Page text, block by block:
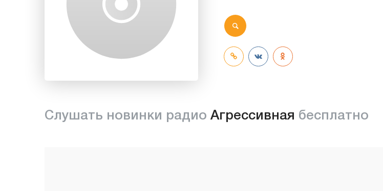
Слушать новинки радио Агрессивная бесплатно